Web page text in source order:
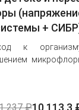
+
к
237 ₽